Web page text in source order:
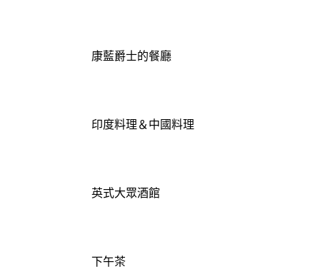
康藍爵士的餐廳
印度料理＆中國料理
英式大眾酒館
下午茶